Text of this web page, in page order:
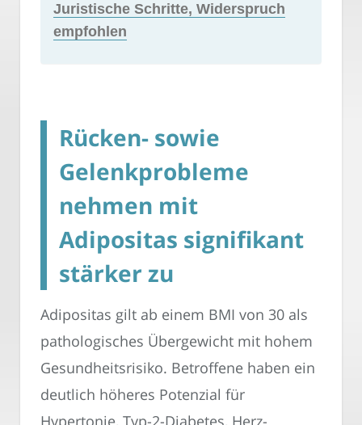
Juristische Schritte, Widerspruch
empfohlen
Rücken- sowie
Gelenkprobleme
nehmen mit
Adipositas signifikant
stärker zu
Adipositas gilt ab einem BMI von 30 als
pathologisches Übergewicht mit hohem
Gesundheitsrisiko. Betroffene haben ein
deutlich höheres Potenzial für
Hypertonie, Typ-2-Diabetes, Herz-